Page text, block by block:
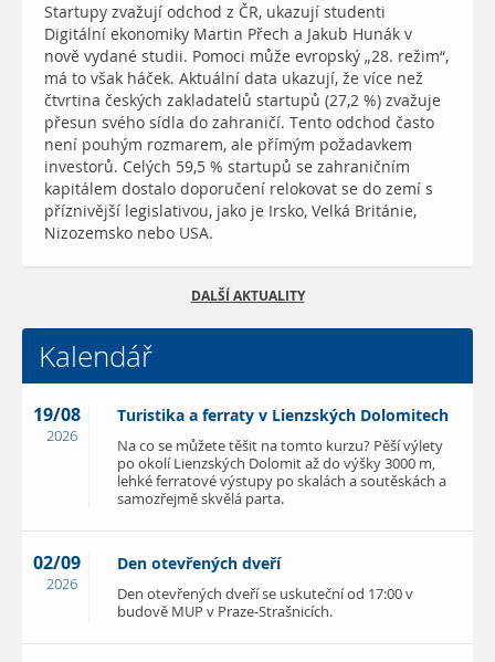
Startupy zvažují odchod z ČR, ukazují studenti
Digitální ekonomiky Martin Přech a Jakub Hunák v
nově vydané studii. Pomoci může evropský „28. režim“,
má to však háček. Aktuální data ukazují, že více než
čtvrtina českých zakladatelů startupů (27,2 %) zvažuje
přesun svého sídla do zahraničí. Tento odchod často
není pouhým rozmarem, ale přímým požadavkem
investorů. Celých 59,5 % startupů se zahraničním
kapitálem dostalo doporučení relokovat se do zemí s
příznivější legislativou, jako je Irsko, Velká Británie,
Nizozemsko nebo USA.
DALŠÍ AKTUALITY
Kalendář
19/08
2026
Turistika a ferraty v Lienzských Dolomitech
Na co se můžete těšit na tomto kurzu? Pěší výlety
po okolí Lienzských Dolomit až do výšky 3000 m,
lehké ferratové výstupy po skalách a soutěskách a
samozřejmě skvělá parta.
02/09
2026
Den otevřených dveří
Den otevřených dveří se uskuteční od 17:00 v
budově MUP v Praze-Strašnicích.